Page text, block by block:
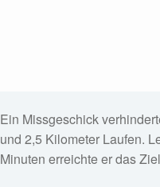
Ein Missgeschick
und 2,5 Kilometer Laufen.
Minuten erreichte er das